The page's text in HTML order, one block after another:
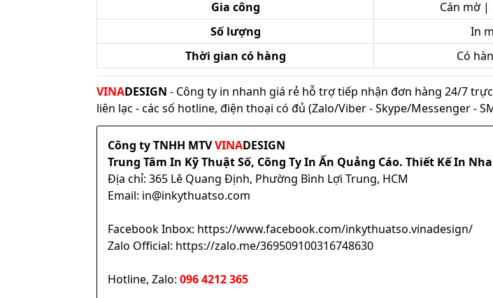
Gia công
Cán mờ
Số lượng
In
Thời gian có hàng
Có
VINADESIGN - Công ty in nhanh giá rẻ hỗ trợ tiếp nhận đơn hàng 24/7
liên lạc - các số hotline, điện thoại có đủ (Zalo/Viber - Skype/Messenger -
Công ty TNHH MTVVINADESIGN
Trung Tâm In Kỹ Thuật Số, Công Ty In Ấn Quảng Cáo. Thiết Kế In
Địa chỉ: 365 Lê Quang Định, Phường Bình Lợi Trung, HCM
Email: in@inkythuatso.com
Facebook Inbox: https://www.facebook.com/inkythuatso.vinadesign/
Zalo Official: https://zalo.me/369509100316748630
Hotline, Zalo: 096 4212 365